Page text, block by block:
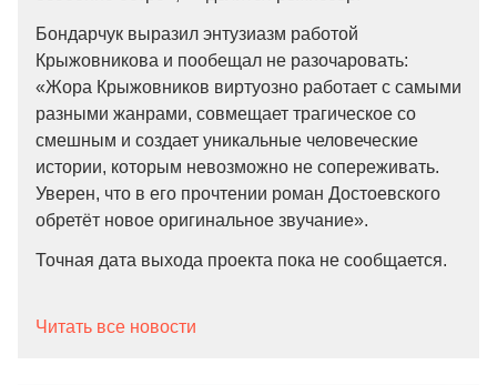
Бондарчук выразил энтузиазм работой
Крыжовникова и пообещал не разочаровать:
«Жора Крыжовников виртуозно работает с самыми
разными жанрами, совмещает трагическое со
смешным и создает уникальные человеческие
истории, которым невозможно не сопереживать.
Уверен, что в его прочтении роман Достоевского
обретёт новое оригинальное звучание».
Точная дата выхода проекта пока не сообщается.
Читать все новости